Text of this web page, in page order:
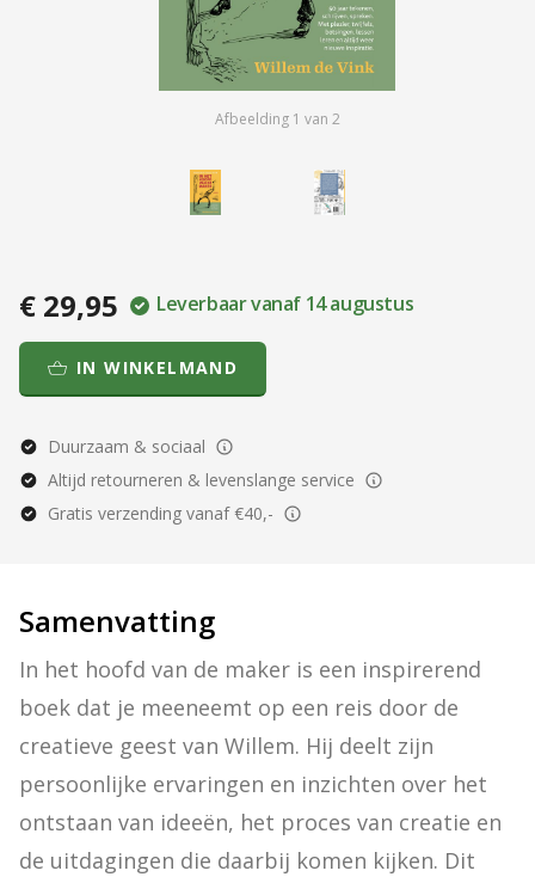
Afbeelding 1 van 2
€ 29,95 Leverbaar vanaf 14 augustus
IN WINKELMAND
Duurzaam & sociaal
Altijd retourneren & levenslange service
Gratis verzending vanaf €40,-
Samenvatting
In het hoofd van de maker is een inspirerend
boek dat je meeneemt op een reis door de
creatieve geest van Willem. Hij deelt zijn
persoonlijke ervaringen en inzichten over het
ontstaan van ideeën, het proces van creatie en
de uitdagingen die daarbij komen kijken. Dit